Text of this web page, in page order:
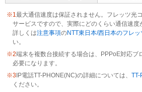
※1最大通信速度は保証されません。フレッツ光
サービスですので、実際にどのくらい通信速度
詳しくは注意事項のNTT東日本/西日本のフレ
い。
※2端末を複数台接続する場合は、PPPoE対応ブ
必要になります。
※3 IP電話TT-PHONE(NC)の詳細については、 TT-
ください。